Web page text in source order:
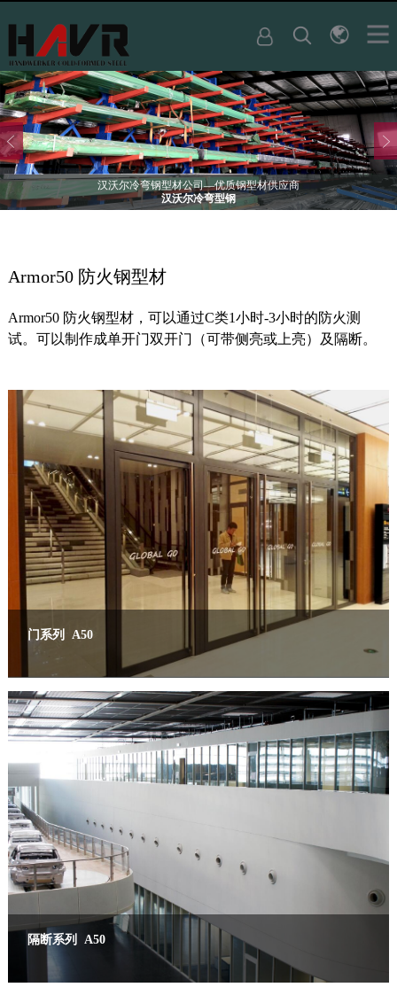
汉沃尔冷弯钢型材公司—优质钢型材供应商
汉沃尔冷弯型钢
Armor50 防火钢型材
Armor50 防火钢型材，可以通过C类1小时-3小时的防火测
试。可以制作成单开门双开门（可带侧亮或上亮）及隔断。
门系列 A50
隔断系列 A50